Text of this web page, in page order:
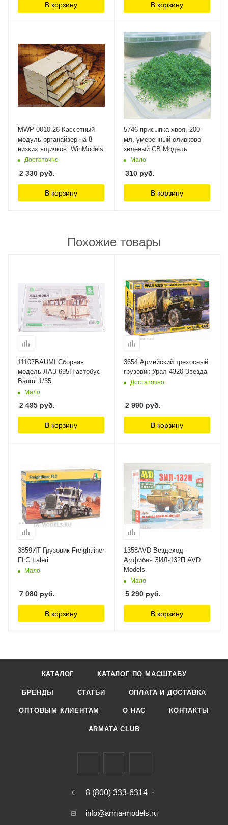
В корзину В корзину
MWP-0010-26 Касcетный
модуль-органайзер на 8
низких ящичков. WinModels
Достаточно
2 330 руб.
В корзину
5746 присыпка хвоя, 200
мл, умеренный оливково-
зеленый СВ Модель
Мало
310 руб.
В корзину
Похожие товары
11107BAUMI Сборная
модель ЛАЗ-695Н автобус
Baumi 1/35
Мало
2 495 руб.
В корзину
3654 Армейский трехосный
грузовик Урал 4320 Звезда
Достаточно
2 990 руб.
В корзину
3859ИТ Грузовик Freightliner
FLC Italeri
Мало
7 080 руб.
В корзину
1358AVD Вездеход-
Амфибия ЗИЛ-132П AVD
Models
Мало
5 290 руб.
В корзину
КАТАЛОГ КАТАЛОГ ПО МАСШТАБУ
БРЕНДЫ СТАТЬИ ОПЛАТА И ДОСТАВКА
ОПТОВЫМ КЛИЕНТАМ О НАС КОНТАКТЫ
ARMATA CLUB
8 (800) 333-6314
info@arma-models.ru